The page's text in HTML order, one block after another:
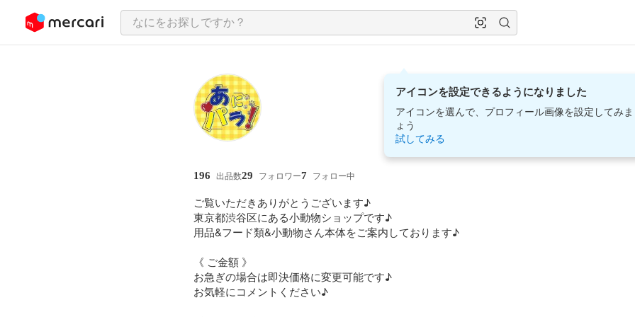
ツにスキップ
アイコンを設定できるようになりました
アイコンを選んで、プロフィール画像を設定してみ
ょう
試してみる
196 出品数29 フォロワー7 フォロー中
ご覧いただきありがとうございます♪
東京都渋谷区にある小動物ショップです♪
用品&フード類&小動物さん本体をご案内しております♪
《 ご金額 》
お急ぎの場合は即決価格に変更可能です♪
お気軽にコメントください♪